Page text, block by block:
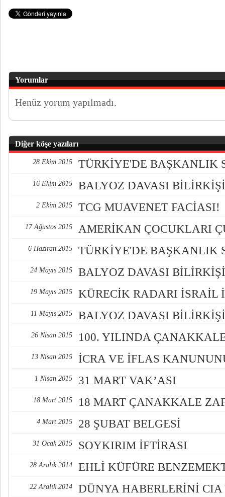
Yorumlar
Henüz yorum yapılmadı.
Diğer köşe yazıları
28 Ekim 2015 TÜRKİYE'DE BAŞKANLIK
16 Ekim 2015 BALYOZ DAVASI
2 Ekim 2015 TCG MUAVENET FACİASI!
17 Ağustos 2015 AMERİKAN ÇOCUKLARI
6 Haziran 2015 TÜRKİYE'DE BAŞKANLIK
24 Mayıs 2015 BALYOZ DAVASI
19 Mayıs 2015 KÜRECİK RADARI İSRAİL
11 Mayıs 2015 BALYOZ DAVASI
26 Nisan 2015 100. YILINDA
13 Nisan 2015 İCRA VE İFLAS
1 Nisan 2015 31 MART VAK’ASI
18 Mart 2015 18 MART ÇANAKKALE
4 Mart 2015 28 ŞUBAT BELGESİ
31 Ocak 2015 SOYKIRIM İFTİRASI
28 Aralık 2014 EHLİ KÜFÜRE
22 Aralık 2014 DÜNYA HABERLERİNİ